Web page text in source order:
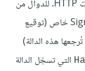
باستخدام دوال عاديّة على أنها دوال معالجة لطلبات HTTP. للدوال من
توقيع Signature خاص (توقيع
هذه الدالة)
التي تسجّل الدالة